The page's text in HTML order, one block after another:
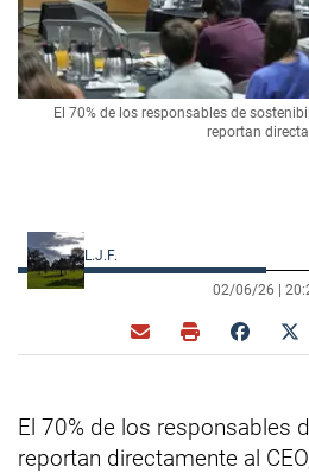
El 70% de los responsables de
reportan
L.J.F.
02/06/26 |
El 70% de los responsables
reportan directamente al